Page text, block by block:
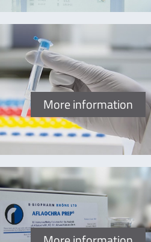
More information